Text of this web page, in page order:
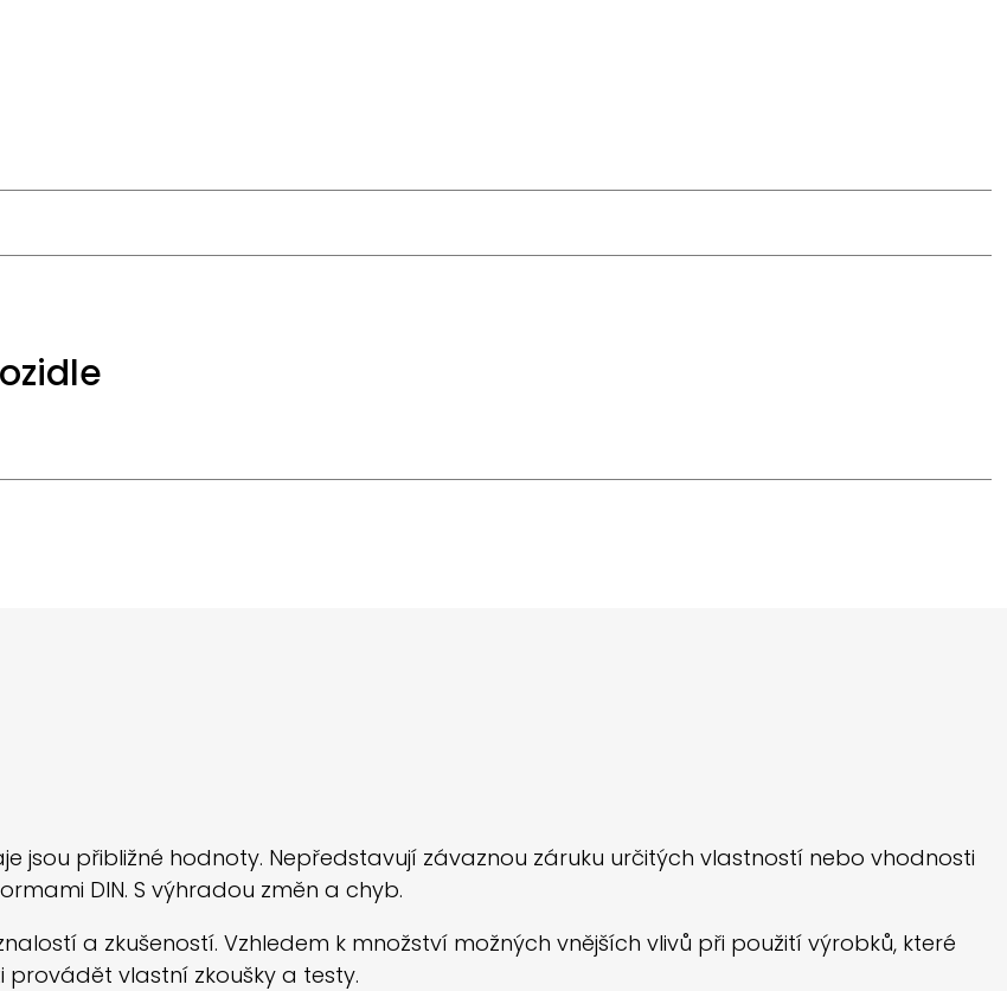
jsou přibližné hodnoty. Nepředstavují závaznou záruku určitých vlastností nebo vhodnosti
DIN. S výhradou změn a chyb.
a zkušeností. Vzhledem k množství možných vnějších vlivů při použití výrobků, které
provádět vlastní zkoušky a testy.